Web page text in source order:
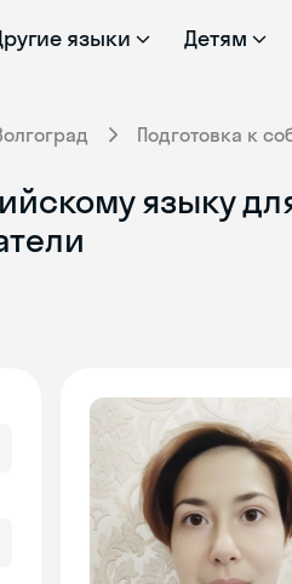
языки Детям
Подготовка к
языку